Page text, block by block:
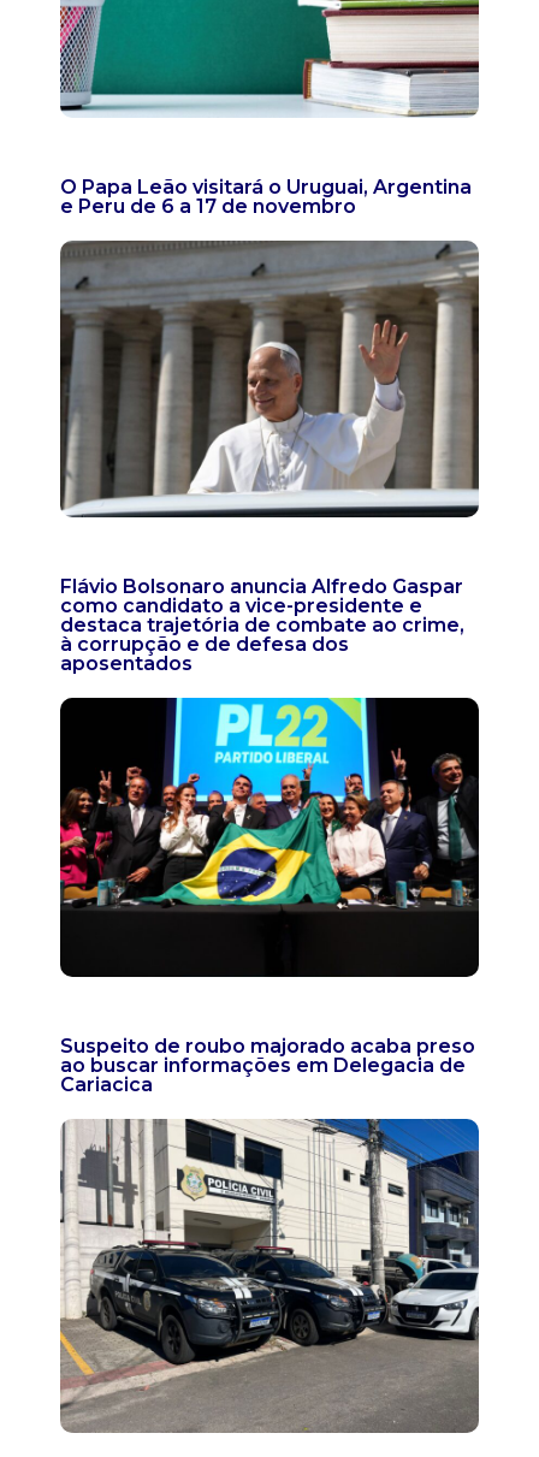
O Papa Leão visitará o Uruguai, Argentina
e Peru de 6 a 17 de novembro
Flávio Bolsonaro anuncia Alfredo Gaspar
como candidato a vice-presidente e
destaca trajetória de combate ao crime,
à corrupção e de defesa dos
aposentados
Suspeito de roubo majorado acaba preso
ao buscar informações em Delegacia de
Cariacica